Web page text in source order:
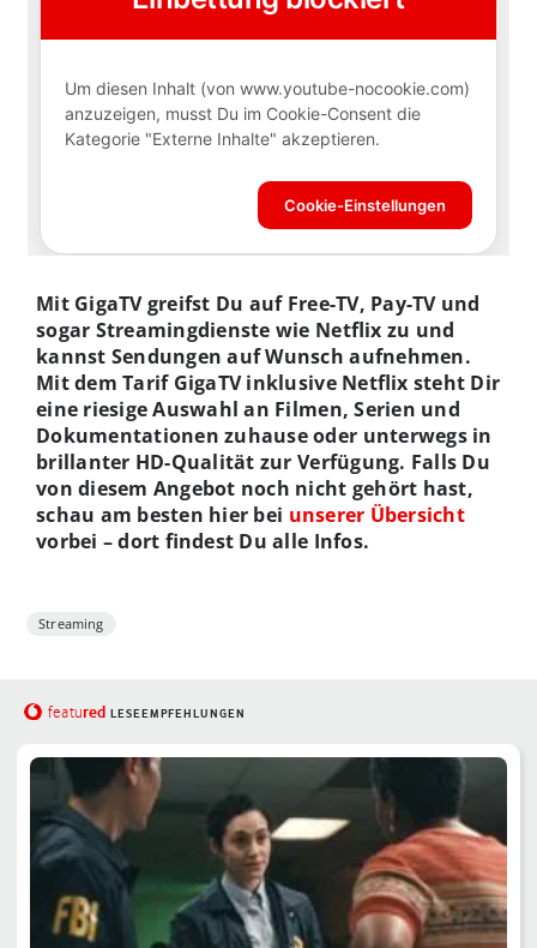
Mit GigaTV greifst Du auf Free-TV, Pay-TV und
sogar Streamingdienste wie Netflix zu und
kannst Sendungen auf Wunsch aufnehmen.
Mit dem Tarif GigaTV inklusive Netflix steht Dir
eine riesige Auswahl an Filmen, Serien und
Dokumentationen zuhause oder unterwegs in
brillanter HD-Qualität zur Verfügung. Falls Du
von diesem Angebot noch nicht gehört hast,
schau am besten hier bei unserer Übersicht
vorbei – dort findest Du alle Infos.
Streaming
featured LESEEMPFEHLUNGEN